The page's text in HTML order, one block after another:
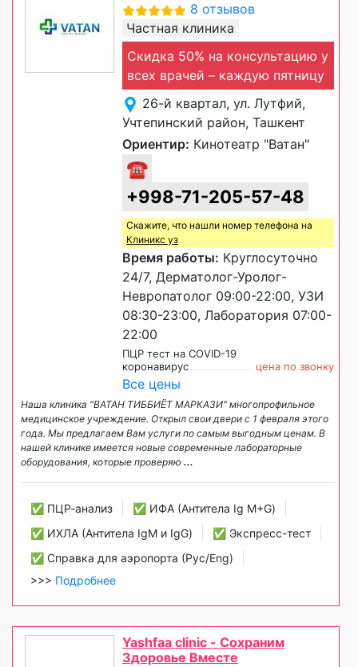
8 отзывов
Частная клиника
Скидка 50% на консультацию у
всех врачей – каждую пятницу
26-й квартал, ул. Лутфий,
Учтепинский район, Ташкент
Ориентир: Кинотеатр "Ватан"
☎
+998-71-205-57-48
Скажите, что нашли номер телефона на
Клиникс уз
Время работы: Круглосуточно
24/7, Дерматолог-Уролог-
Невропатолог 09:00-22:00, УЗИ
08:30-23:00, Лаборатория 07:00-
22:00
ПЦР тест на COVID-19
коронавирус
цена по звонку
Все цены
Наша клиника "ВАТАН ТИББИЁТ МАРКАЗИ" многопрофильное
медицинское учреждение. Открыл свои двери с 1 февраля этого
года. Мы предлагаем Вам услуги по самым выгодным ценам. В
нашей клинике имеется новые современные лабораторные
оборудования, которые проверяю ...
✅ ПЦР-анализ
✅ ИФА (Антитела Ig М+G)
✅ ИХЛА (Антитела IgM и IgG)
✅ Экспресс-тест
✅ Справка для аэропорта (Рус/Eng)
>>> Подробнее
Yashfaa clinic - Сохраним
Здоровье Вместе